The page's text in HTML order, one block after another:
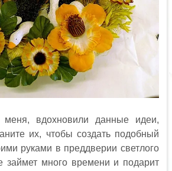
вдохновили данные идеи,
их, чтобы создать подобный
руками в преддверии светлого
займет много времени и подарит